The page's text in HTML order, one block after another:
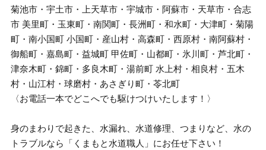
菊池市・宇土市・上天草市・宇城市・阿蘇市・天草市・合志
市 美里町・玉東町・南関町・長洲町・和水町・大津町・菊陽
町・南小国町 小国町・産山村・高森町・西原村・南阿蘇村・
御船町・嘉島町・益城町 甲佐町・山都町・氷川町・芦北町・
津奈木町・錦町・多良木町・湯前町 水上村・相良村・五木
村・山江村・球磨村・あさぎり町・苓北町
〈お電話一本でどこへでも駆けつけいたします！〉
身のまわりで起きた、水漏れ、水道修理、つまりなど、水の
トラブルなら「くまもと水道職人」にお任せ下さい！